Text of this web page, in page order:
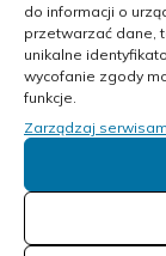
do informacji o
przetwarzać dane,
unikalne
wycofanie zgody
funkcje.
Zarządzaj
Warto pamiętać,
Jedna
się w mediach
postrzeganie
Dlatego
być stałym